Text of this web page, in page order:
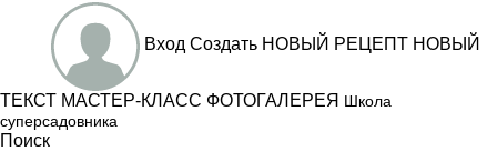
Вход Создать НОВЫЙ РЕЦЕПТ НОВЫЙ
ТЕКСТ МАСТЕР-КЛАСС ФОТОГАЛЕРЕЯ Школа
суперсадовника
Поиск